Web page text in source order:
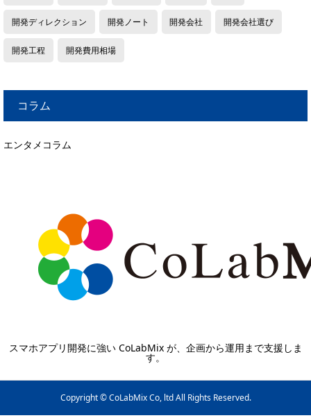
開発ディレクション 開発ノート 開発会社 開発会社選び
開発工程 開発費用相場
コラム
エンタメコラム
スマホアプリ開発に強い CoLabMix が、企画から運用まで支援しま
す。
Copyright © CoLabMix Co, ltd All Rights Reserved.